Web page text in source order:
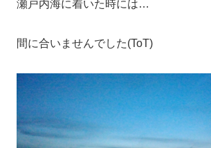
瀬戸内海に着いた時には…
間に合いませんでした(ToT)